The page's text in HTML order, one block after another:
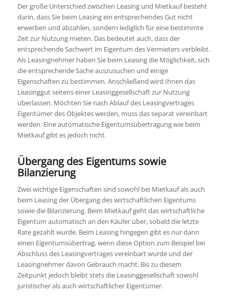
Der große Unterschied zwischen Leasing und Mietkauf besteht
darin, dass Sie beim Leasing ein entsprechendes Gut nicht
erwerben und abzahlen, sondern lediglich für eine bestimmte
Zeit zur Nutzung mieten. Das bedeutet auch, dass der
entsprechende Sachwert im Eigentum des Vermieters verbleibt.
Als Leasingnehmer haben Sie beim Leasing die Möglichkeit, sich
die entsprechende Sache auszusuchen und einige
Eigenschaften zu bestimmen. Anschließend wird Ihnen das
Leasinggut seitens einer Leasinggesellschaft zur Nutzung
überlassen. Möchten Sie nach Ablauf des Leasingvertrages
Eigentümer des Objektes werden, muss das separat vereinbart
werden. Eine automatische Eigentumsübertragung wie beim
Mietkauf gibt es jedoch nicht.
Übergang des Eigentums sowie
Bilanzierung
Zwei wichtige Eigenschaften sind sowohl bei Mietkauf als auch
beim Leasing der Übergang des wirtschaftlichen Eigentums
sowie die Bilanzierung. Beim Mietkauf geht das wirtschaftliche
Eigentum automatisch an den Käufer über, sobald die letzte
Rate gezahlt wurde. Beim Leasing hingegen gibt es nur dann
einen Eigentumsübertrag, wenn diese Option zum Beispiel bei
Abschluss des Leasingvertrages vereinbart wurde und der
Leasingnehmer davon Gebrauch macht. Bis zu diesem
Zeitpunkt jedoch bleibt stets die Leasinggesellschaft sowohl
juristischer als auch wirtschaftlicher Eigentümer.